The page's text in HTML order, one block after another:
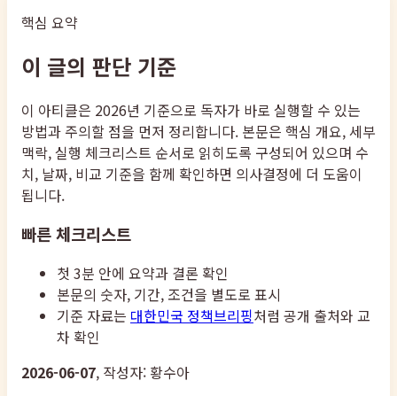
핵심 요약
이 글의 판단 기준
이 아티클은 2026년 기준으로 독자가 바로 실행할 수 있는
방법과 주의할 점을 먼저 정리합니다. 본문은 핵심 개요, 세부
맥락, 실행 체크리스트 순서로 읽히도록 구성되어 있으며 수
치, 날짜, 비교 기준을 함께 확인하면 의사결정에 더 도움이
됩니다.
빠른 체크리스트
첫 3분 안에 요약과 결론 확인
본문의 숫자, 기간, 조건을 별도로 표시
기준 자료는 대한민국 정책브리핑처럼 공개 출처와 교
차 확인
2026-06-07, 작성자: 황수아